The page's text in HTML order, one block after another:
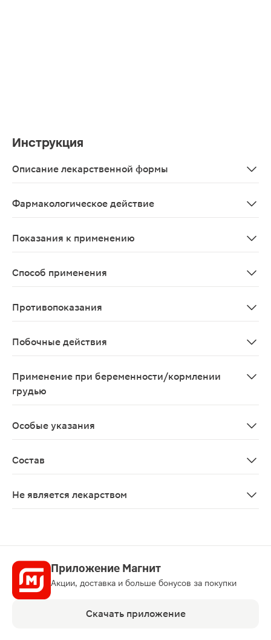
Инструкция
Описание лекарственной формы
Фармакологическое действие
Показания к применению
Способ применения
Противопоказания
Побочные действия
Применение при беременности/кормлении
грудью
Особые указания
Состав
Не является лекарством
Приложение Магнит
Акции, доставка и больше бонусов за покупки
Скачать приложение